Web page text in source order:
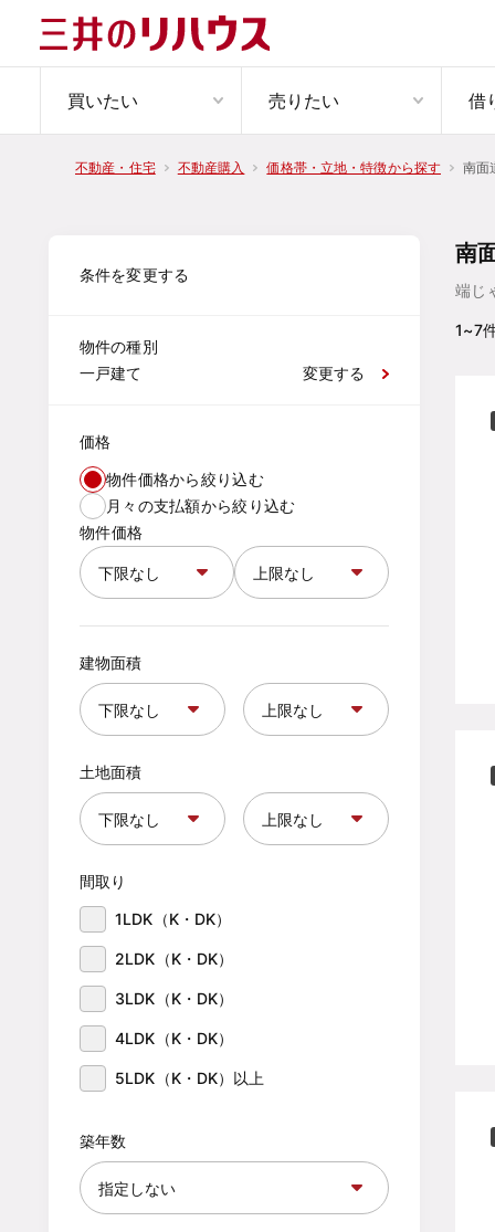
買いたい 売りたい 借
不動産・住宅 不動産購入 価格帯・立地・特徴から探す 南面
条件を変更する
物件の種別
一戸建て
変更する
価格
物件価格から絞り込む
月々の支払額から絞り込む
物件価格
建物面積
土地面積
間取り
1LDK（K・DK）
2LDK（K・DK）
3LDK（K・DK）
4LDK（K・DK）
5LDK（K・DK）以上
築年数
南
端じ
1~7